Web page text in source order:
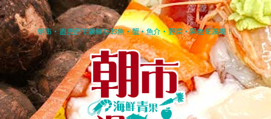
朝市・直売所で新鮮なお魚・蟹・魚介・野菜・果物を満喫！